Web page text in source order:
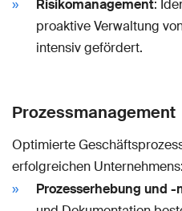
Risikomanagement:
proaktive Verwaltung
intensiv gefördert.
Prozessmanagement
Optimierte
erfolgreichen Unternehmens:
Prozesserhebung und